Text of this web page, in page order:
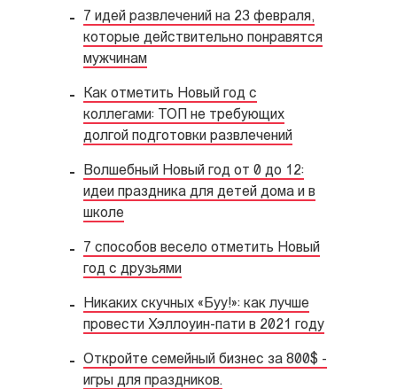
7 идей развлечений на 23 февраля,
которые действительно понравятся
мужчинам
Как отметить Новый год с
коллегами: ТОП не требующих
долгой подготовки развлечений
Волшебный Новый год от 0 до 12:
идеи праздника для детей дома и в
школе
7 способов весело отметить Новый
год с друзьями
Никаких скучных «Буу!»: как лучше
провести Хэллоуин-пати в 2021 году
Откройте семейный бизнес за 800$ -
игры для праздников.